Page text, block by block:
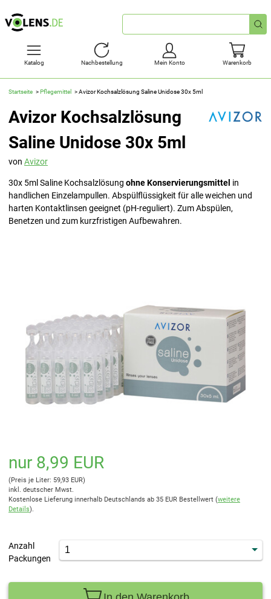
Schnellsuche
Katalog Nachbestellung Mein Konto Warenkorb
Startseite Pflegemittel Avizor Kochsalzlösung Saline Unidose 30x 5ml
Avizor Kochsalzlösung
Saline Unidose 30x 5ml
von Avizor
30x 5ml Saline Kochsalzlösung ohne Konservierungsmittel in
handlichen Einzelampullen. Abspülflüssigkeit für alle weichen und
harten Kontaktlinsen geeignet (pH-reguliert). Zum Abspülen,
Benetzen und zum kurzfristigen Aufbewahren.
nur 8,99 EUR
(Preis je Liter: 59,93 EUR)
inkl. deutscher Mwst.
Kostenlose Lieferung innerhalb Deutschlands ab 35 EUR Bestellwert (weitere
Details).
Anzahl
Packungen